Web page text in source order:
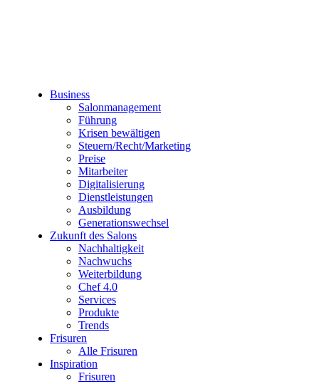
Business
Salonmanagement
Führung
Krisen bewältigen
Steuern/Recht/Marketing
Preise
Mitarbeiter
Digitalisierung
Dienstleistungen
Ausbildung
Generationswechsel
Zukunft des Salons
Nachhaltigkeit
Nachwuchs
Weiterbildung
Chef 4.0
Services
Produkte
Trends
Frisuren
Alle Frisuren
Inspiration
Frisuren